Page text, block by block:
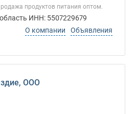
продуктов питания оптом.
ИНН: 5507229679
О компании
Объявления
ООО